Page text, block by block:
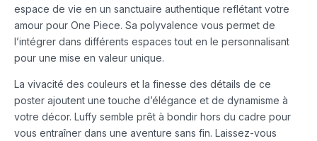
espace de vie en un sanctuaire authentique reflétant votre
amour pour One Piece. Sa polyvalence vous permet de
l’intégrer dans différents espaces tout en le personnalisant
pour une mise en valeur unique.
La vivacité des couleurs et la finesse des détails de ce
poster ajoutent une touche d’élégance et de dynamisme à
votre décor. Luffy semble prêt à bondir hors du cadre pour
vous entraîner dans une aventure sans fin. Laissez-vous